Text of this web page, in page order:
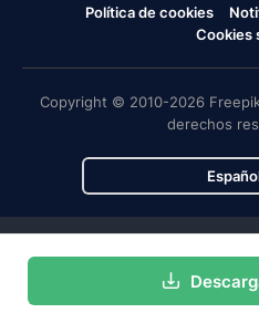
Política de cookies
Cookies
Copyright © 2010-2026
derechos
Magnific